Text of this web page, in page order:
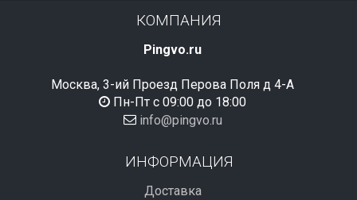
КОМПАНИЯ
Pingvo.ru
Москва, 3-ий Проезд Перова Поля д 4-А
Пн-Пт с 09:00 до 18:00
info@pingvo.ru
ИНФОРМАЦИЯ
Доставка